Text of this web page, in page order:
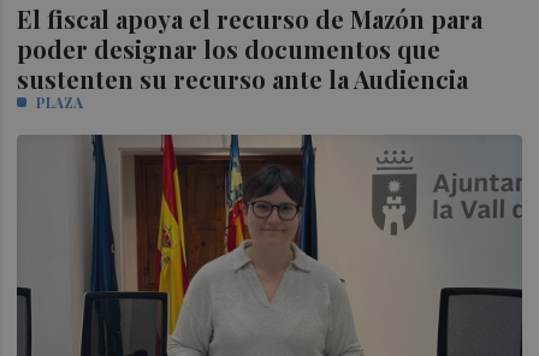
El fiscal apoya el recurso de Mazón para
poder designar los documentos que
sustenten su recurso ante la Audiencia
PLAZA